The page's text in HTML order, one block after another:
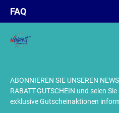
ABONNIEREN SIE UNSEREN
RABATT-GUTSCHEIN und seien
exklusive Gutscheinaktionen
FAQ